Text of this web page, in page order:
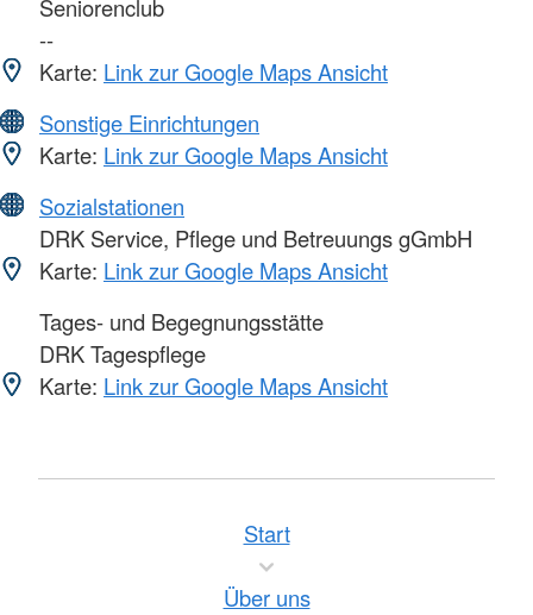
Seniorenclub
--
Karte: Link zur Google Maps Ansicht
Sonstige Einrichtungen
Karte: Link zur Google Maps Ansicht
Sozialstationen
DRK Service, Pflege und Betreuungs gGmbH
Karte: Link zur Google Maps Ansicht
Tages- und Begegnungsstätte
DRK Tagespflege
Karte: Link zur Google Maps Ansicht
Start
Über uns